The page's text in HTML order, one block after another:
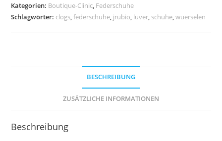
Kategorien: Boutique-Clinic, Federschuhe
Schlagwörter: clogs,federschuhe, jrubio, luver, schuhe,wuerselen
BESCHREIBUNG
ZUSÄTZLICHE INFORMATIONEN
Beschreibung